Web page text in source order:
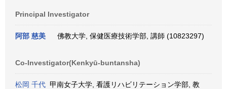
Principal Investigator
阿部 慈美 佛教大学, 保健医療技術学部, 講師 (10823297)
Co-Investigator(Kenkyū-buntansha)
松岡 千代 甲南女子大学, 看護リハビリテーション学部, 教